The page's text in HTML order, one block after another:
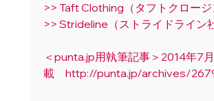
>> Taft Clothing（タフトクロージ
>> Strideline（ストライドライン社
＜punta.jp用執筆記事＞2014年7
載　http://punta.jp/archives/